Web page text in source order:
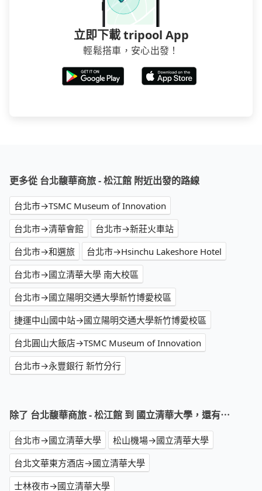
立即下載 tripool App
輕鬆搭車，安心出發！
更多從 台北馥華商旅 - 松江館 附近出發的路線
台北市→TSMC Museum of Innovation
台北市→清華會館
台北市→新莊火車站
台北市→和選旅
台北市→Hsinchu Lakeshore Hotel
台北市→國立清華大學 南大校區
台北市→國立陽明交通大學新竹博愛校區
捷運中山國中站→國立陽明交通大學新竹博愛校區
台北圓山大飯店→TSMC Museum of Innovation
台北市→永豐銀行 新竹分行
除了 台北馥華商旅 - 松江館 到 國立清華大學，還有⋯
台北市→國立清華大學
松山機場→國立清華大學
台北文華東方酒店→國立清華大學
士林夜市→國立清華大學